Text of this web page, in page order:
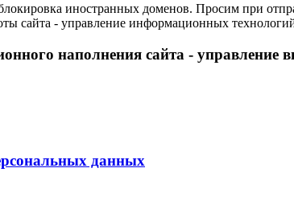
иностранных доменов. Просим при
сайта - управление информационных
наполнения сайта - управление
данных